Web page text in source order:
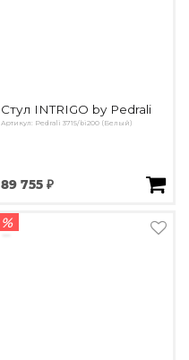
Стул INTRIGO by Pedrali
Артикул: Pedrali 3715/bi200 (Белый)
89 755 ₽
%